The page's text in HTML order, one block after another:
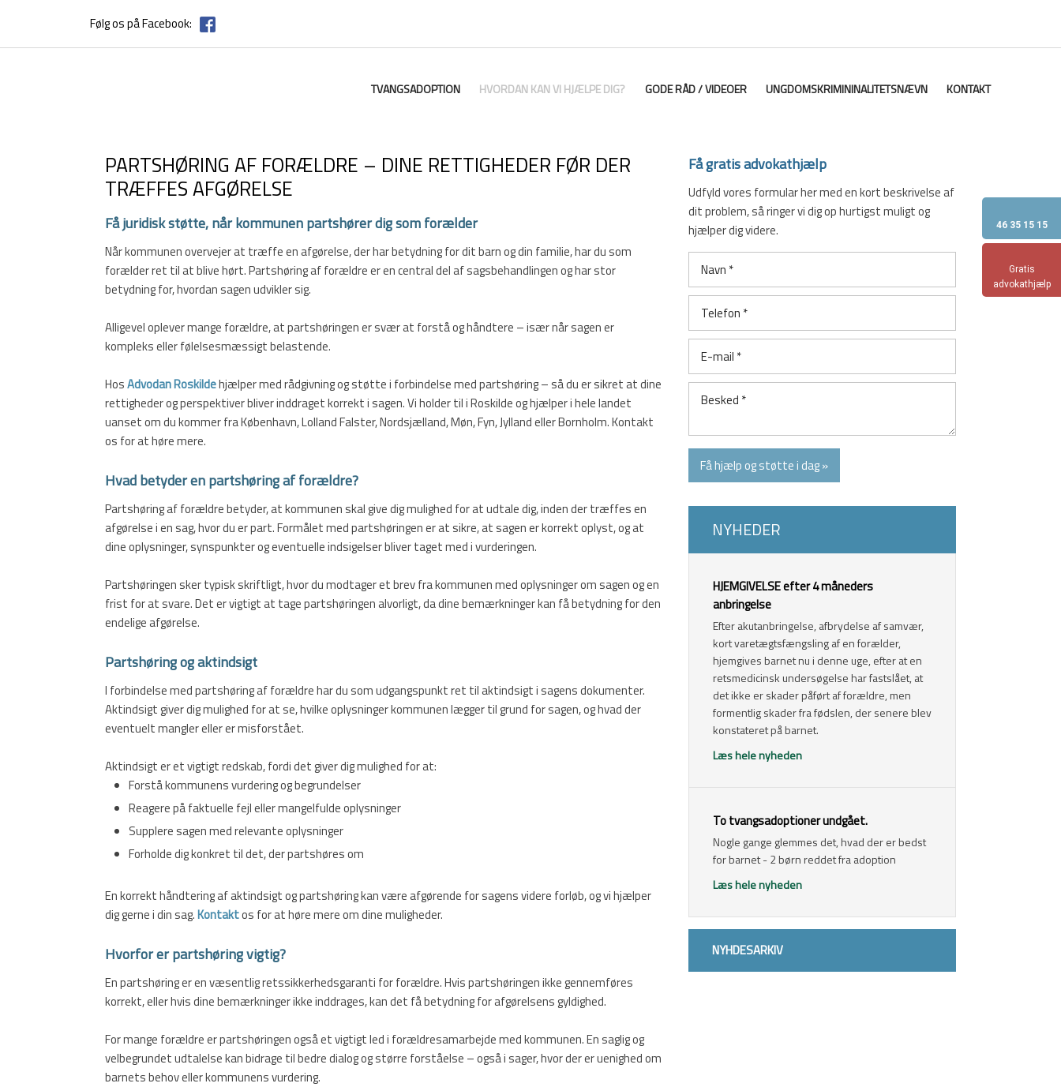
46 35 15 15
Gratis
advokathjælp​
Følg os på Facebook:
TVANGSADOPTION HVORDAN KAN VI HJÆLPE DIG? GODE RÅD / VIDEOER UNGDOMSKRIMININALITETSNÆVN KONTAKT
PARTSHØRING AF FORÆLDRE – DINE RETTIGHEDER FØR DER
TRÆFFES AFGØRELSE
Få juridisk støtte, når kommunen partshører dig som forælder
Når kommunen overvejer at træffe en afgørelse, der har betydning for dit barn og din familie, har du som
forælder ret til at blive hørt. Partshøring af forældre er en central del af sagsbehandlingen og har stor
betydning for, hvordan sagen udvikler sig.
Alligevel oplever mange forældre, at partshøringen er svær at forstå og håndtere – især når sagen er
kompleks eller følelsesmæssigt belastende.
HosAdvodan Roskildehjælper med rådgivning og støtte i forbindelse med partshøring – så du er sikret at dine
rettigheder og perspektiver bliver inddraget korrekt i sagen. Vi holder til i Roskilde og hjælper i hele landet
uanset om du kommer fra København, Lolland Falster, Nordsjælland, Møn, Fyn, Jylland eller Bornholm. Kontakt
os for at høre mere.
Hvad betyder en partshøring af forældre?
Partshøring af forældre betyder, at kommunen skal give dig mulighed for at udtale dig, inden der træffes en
afgørelse i en sag, hvor du er part. Formålet med partshøringen er at sikre, at sagen er korrekt oplyst, og at
dine oplysninger, synspunkter og eventuelle indsigelser bliver taget med i vurderingen.
Partshøringen sker typisk skriftligt, hvor du modtager et brev fra kommunen med oplysninger om sagen og en
frist for at svare. Det er vigtigt at tage partshøringen alvorligt, da dine bemærkninger kan få betydning for den
endelige afgørelse.
Partshøring og aktindsigt
I forbindelse med partshøring af forældre har du som udgangspunkt ret til aktindsigt i sagens dokumenter.
Aktindsigt giver dig mulighed for at se, hvilke oplysninger kommunen lægger til grund for sagen, og hvad der
eventuelt mangler eller er misforstået.
Aktindsigt er et vigtigt redskab, fordi det giver dig mulighed for at:
Forstå kommunens vurdering og begrundelser
Reagere på faktuelle fejl eller mangelfulde oplysninger
Supplere sagen med relevante oplysninger
Forholde dig konkret til det, der partshøres om
En korrekt håndtering af aktindsigt og partshøring kan være afgørende for sagens videre forløb, og vi hjælper
dig gerne i din sag.Kontaktos for at høre mere om dine muligheder.
Hvorfor er partshøring vigtig?
En partshøring er en væsentlig retssikkerhedsgaranti for forældre. Hvis partshøringen ikke gennemføres
korrekt, eller hvis dine bemærkninger ikke inddrages, kan det få betydning for afgørelsens gyldighed.
For mange forældre er partshøringen også et vigtigt led i forældresamarbejde med kommunen. En saglig og
velbegrundet udtalelse kan bidrage til bedre dialog og større forståelse – også i sager, hvor der er uenighed om
barnets behov eller kommunens vurdering.
Få gratis advokathjælp
Udfyld vores formular her med en kort beskrivelse af
dit problem, så ringer vi dig op hurtigst muligt og
hjælper dig videre.​
​NYHEDER
​HJEMGIVELSE efter 4 måneders
anbringelse
Efter akutanbringelse, afbrydelse af samvær,
kort varetægtsfængsling af en forælder,
hjemgives barnet nu i denne uge, efter at en
retsmedicinsk undersøgelse har fastslået, at
det ikke er skader påført af forældre, men
formentlig skader fra fødslen, der senere blev
konstateret på barnet.
Læs hele nyheden
​To tvangsadoptioner undgået.
Nogle gange glemmes det, hvad der er bedst
for barnet - 2 børn reddet fra adoption
Læs hele nyheden
NYHDESARKIV​